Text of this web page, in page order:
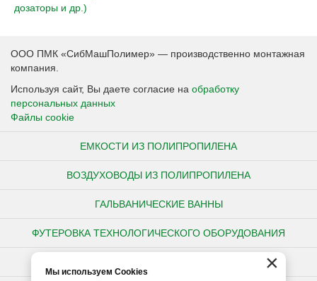
дозаторы и др.)
ООО ПМК «СибМашПолимер» — производственно монтажная
компания.
Используя сайт, Вы даете согласие на обработку
персональных данных
Файлы cookie
ЕМКОСТИ ИЗ ПОЛИПРОПИЛЕНА
ВОЗДУХОВОДЫ ИЗ ПОЛИПРОПИЛЕНА
ГАЛЬВАНИЧЕСКИЕ ВАННЫ
ФУТЕРОВКА ТЕХНОЛОГИЧЕСКОГО ОБОРУДОВАНИЯ
НЕСТАНДАРТНЫЕ ИЗДЕЛИЯ ИЗ ПОЛИПРОПИЛЕНА
×
Мы используем Cookies